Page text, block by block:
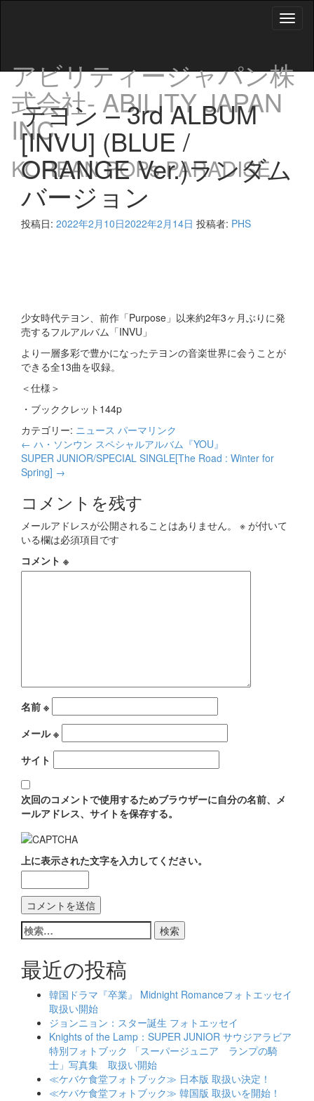
アビリティージャパン株
式会社- ABILITY JAPAN
INC.
KOREAN POPs PARADISE
テヨン – 3rd ALBUM
[INVU] (BLUE /
ORANGE Ver.)ランダム
バージョン
投稿日: 2022年2月10日2022年2月14日 投稿者: PHS
少女時代テヨン、前作「Purpose」以来約2年3ヶ月ぶりに発
売するフルアルバム「INVU」
より一層多彩で豊かになったテヨンの音楽世界に会うことが
できる全13曲を収録。
＜仕様＞
・ブッククレット144p
カテゴリー: ニュース パーマリンク
投
稿
ナ
ビ
ゲ
ー
← ハ・ソンウン スペシャルアルバム『YOU』
SUPER JUNIOR/SPECIAL SINGLE[The Road : Winter for
Spring] →
コメントを残す
メールアドレスが公開されることはありません。 ※ が付いて
いる欄は必須項目です
コメント ※
名前 ※
メール※
サイト
次回のコメントで使用するためブラウザーに自分の名前、メ
ールアドレス、サイトを保存する。
上に表示された文字を入力してください。
検
索:
最近の投稿
韓国ドラマ『卒業』 Midnight Romanceフォトエッセイ
取扱い開始
ジョンニョン：スター誕生 フォトエッセイ
Knights of the Lamp：SUPER JUNIOR サウジアラビア
特別フォトブック 「スーパージュニア ランプの騎
士」写真集 取扱い開始
≪ケバケ食堂フォトブック≫ 日本版 取扱い決定！
≪ケバケ食堂フォトブック≫ 韓国版 取扱いを開始！